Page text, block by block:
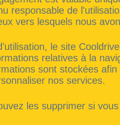
responsable de
vers lesquels nous
le site
relatives à la
sont stockées
nos services.
les supprimer si